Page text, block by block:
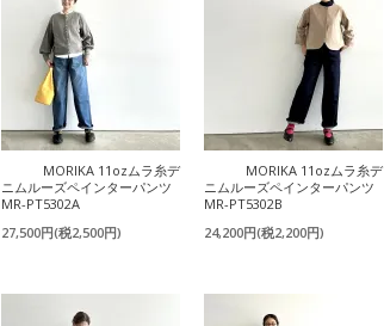
MORIKA 11ozムラ糸デ
ニムルーズペインターパンツ
MR-PT5302A
27,500円(税2,500円)
MORIKA 11ozムラ糸デ
ニムルーズペインターパンツ
MR-PT5302B
24,200円(税2,200円)